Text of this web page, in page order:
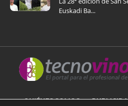
Euskadi Ba...
QUIÉNES SOMOS